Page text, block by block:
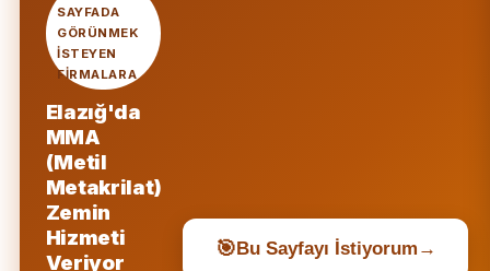
SAYFADA
GÖRÜNMEK
ISTEYEN
FIRMALARA
Elazığ'da
MMA
(Metil
Metakrilat)
Zemin
Hizmeti
Veriyor
🎯 Bu Sayfayı İstiyorum →